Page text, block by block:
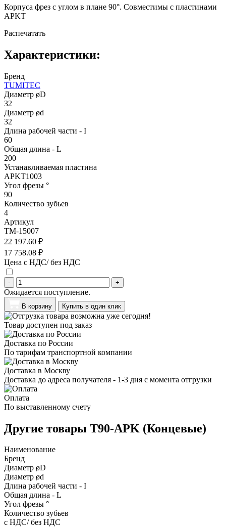
Корпуса фрез с углом в плане 90°. Совместимы с пластинами
APKT
Распечатать
Характеристики:
Бренд
TUMITEC
Диаметр øD
32
Диаметр ød
32
Длина рабочей части - I
60
Общая длина - L
200
Устанавливаемая пластина
APKT1003
Угол фрезы °
90
Количество зубьев
4
Артикул
TM-15007
22 197.60 ₽
17 758.08 ₽
Цена с НДС/ без НДС
- +
Ожидается поступление.
В корзину Купить в один клик
Товар доступен под заказ
Доставка по России
По тарифам транспортной компании
Доставка в Москву
Доставка до адреса получателя - 1-3 дня с момента отгрузки
Оплата
По выставленному счету
Другие товары T90-APK (Концевые)
Наименование
Бренд
Диаметр øD
Диаметр ød
Длина рабочей части - I
Общая длина - L
Угол фрезы °
Количество зубьев
с НДС/ без НДС